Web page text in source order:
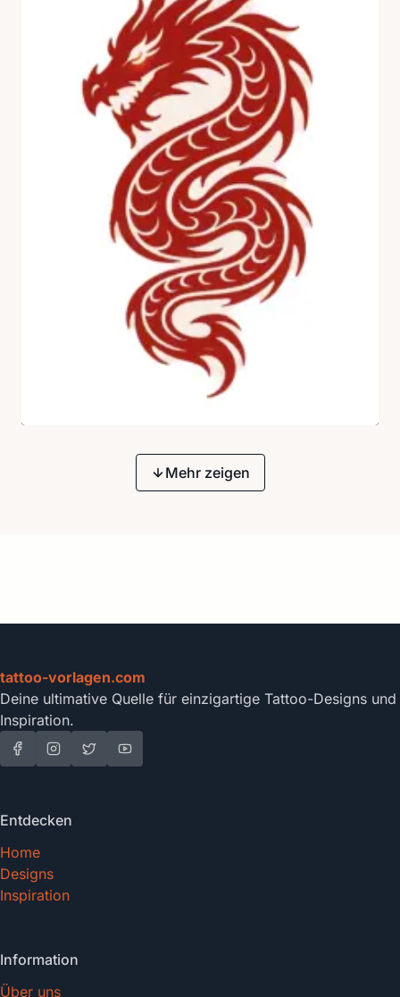
Mehr zeigen
tattoo-vorlagen.com
Deine ultimative Quelle für einzigartige Tattoo-Designs und
Inspiration.
Entdecken
Home
Designs
Inspiration
Information
Über uns